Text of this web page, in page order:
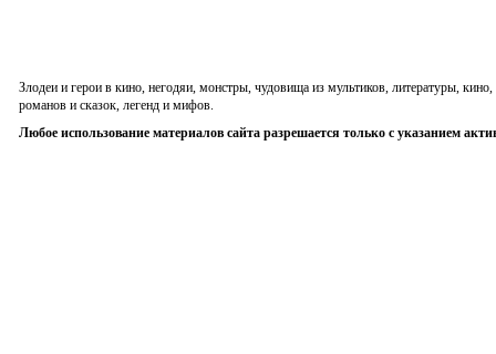
Злодеи и герои в кино, негодяи, монстры, чудовища из мультиков, литературы,
романов и сказок, легенд и мифов.
Любое использование материалов сайта разрешается только с указанием